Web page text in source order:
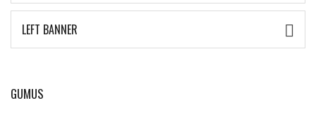
LEFT BANNER 
GUMUS